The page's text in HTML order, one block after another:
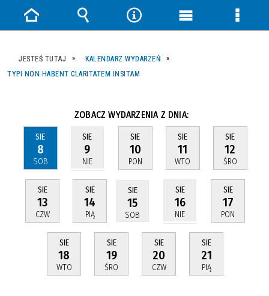
JESTEŚ TUTAJ
KALENDARZ WYDARZEŃ
TYPI NON HABENT CLARITATEM INSITAM
ZOBACZ WYDARZENIA Z DNIA:
SIE
8
SOB
SIE
9
NIE
SIE
10
PON
SIE
11
WTO
SIE
12
ŚRO
SIE
13
CZW
SIE
14
PIĄ
SIE
15
SOB
SIE
16
NIE
SIE
17
PON
SIE
18
WTO
SIE
19
ŚRO
SIE
20
CZW
SIE
21
PIĄ
Strona
główna
Wyszukiwarka
NarzędziaMenu
Menu